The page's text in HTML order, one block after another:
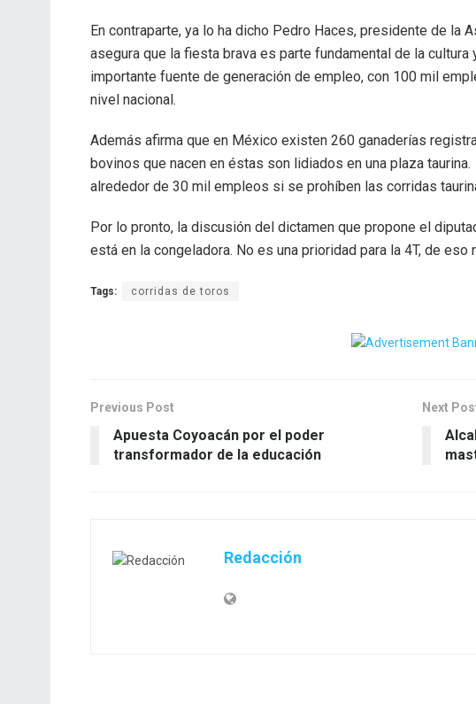
En contraparte, ya lo ha dicho Pedro Haces, presidente de la
asegura que la fiesta brava es parte fundamental de la cultura
importante fuente de generación de empleo, con 100 mil
nivel nacional.
Además afirma que en México existen 260 ganaderías
bovinos que nacen en éstas son lidiados en una plaza
alrededor de 30 mil empleos si se prohíben las corridas
Por lo pronto, la discusión del dictamen que propone el
está en la congeladora. No es una prioridad para la 4T, de eso
Tags: corridas de toros
Previous Post
Apuesta Coyoacán por el poder
transformador de la educación
Next
Redacción